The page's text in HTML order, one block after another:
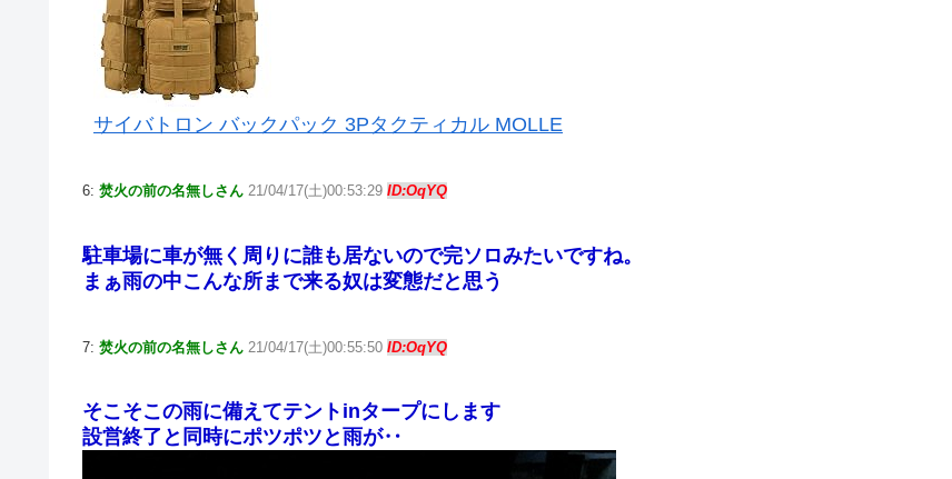
サイバトロン バックパック 3Pタクティカル MOLLE
6: 焚火の前の名無しさん 21/04/17(土)00:53:29 ID:OqYQ
駐車場に車が無く周りに誰も居ないので完ソロみたいですね。
まぁ雨の中こんな所まで来る奴は変態だと思う
7: 焚火の前の名無しさん 21/04/17(土)00:55:50 ID:OqYQ
そこそこの雨に備えてテントinタープにします
設営終了と同時にポツポツと雨が‥